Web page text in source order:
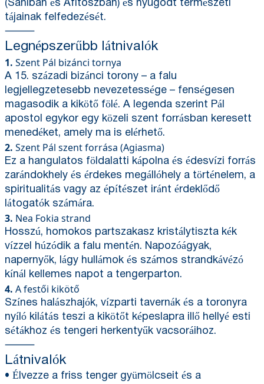
(Saniban és Afitoszban) és nyugodt természeti
tájainak felfedezését.
⸻
Legnépszerűbb látnivalók
1. Szent Pál bizánci tornya
A 15. századi bizánci torony – a falu
legjellegzetesebb nevezetessége – fenségesen
magasodik a kikötő fölé. A legenda szerint Pál
apostol egykor egy közeli szent forrásban keresett
menedéket, amely ma is elérhető.
2. Szent Pál szent forrása (Agiasma)
Ez a hangulatos földalatti kápolna és édesvízi forrás
zarándokhely és érdekes megállóhely a történelem, a
spiritualitás vagy az építészet iránt érdeklődő
látogatók számára.
3. Nea Fokia strand
Hosszú, homokos partszakasz kristálytiszta kék
vízzel húzódik a falu mentén. Napozóágyak,
napernyők, lágy hullámok és számos strandkávézó
kínál kellemes napot a tengerparton.
4. A festői kikötő
Színes halászhajók, vízparti tavernák és a toronyra
nyíló kilátás teszi a kikötőt képeslapra illő hellyé esti
sétákhoz és tengeri herkentyűk vacsoráihoz.
⸻
Látnivalók
• Élvezze a friss tenger gyümölcseit és a